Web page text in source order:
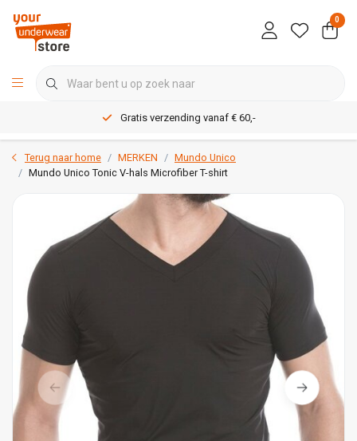
0
Gratis verzending vanaf € 60,-
Terug naar home MERKEN
Mundo Unico
Mundo Unico Tonic V-hals Microfiber T-shirt